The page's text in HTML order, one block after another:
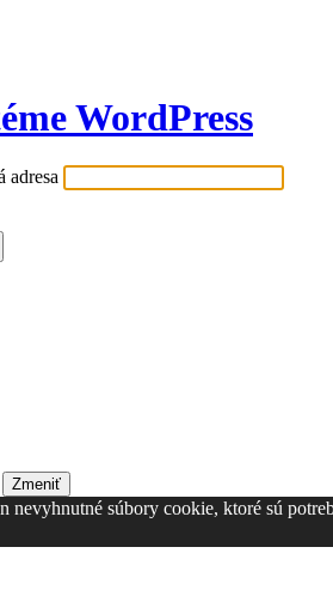
WordPress
adresa
nevyhnutné súbory cookie, ktoré sú